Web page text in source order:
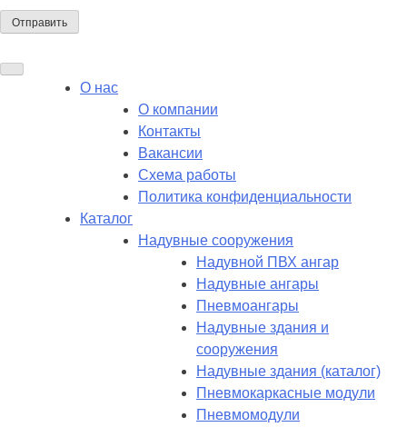
О нас
О компании
Контакты
Вакансии
Схема работы
Политика конфиденциальности
Каталог
Надувные сооружения
Надувной ПВХ ангар
Надувные ангары
Пневмоангары
Надувные здания и
сооружения
Надувные здания (каталог)
Пневмокаркасные модули
Пневмомодули